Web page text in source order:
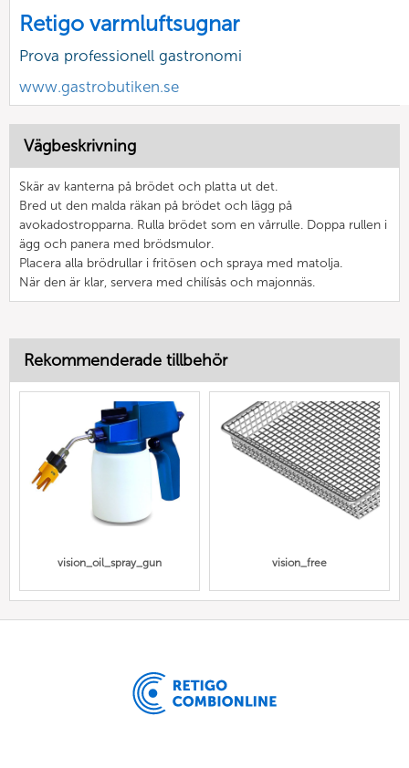
Retigo varmluftsugnar
Prova professionell gastronomi
www.gastrobutiken.se
Vägbeskrivning
Skär av kanterna på brödet och platta ut det.
Bred ut den malda räkan på brödet och lägg på
avokadostropparna. Rulla brödet som en vårrulle. Doppa rullen i
ägg och panera med brödsmulor.
Placera alla brödrullar i fritösen och spraya med matolja.
När den är klar, servera med chilísås och majonnäs.
Rekommenderade tillbehör
vision_oil_spray_gun vision_free